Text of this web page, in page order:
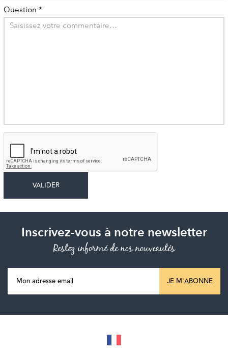
Question *
Inscrivez-vous à notre newsletter
Restez informé de nos nouveautés
JE M'ABONNE